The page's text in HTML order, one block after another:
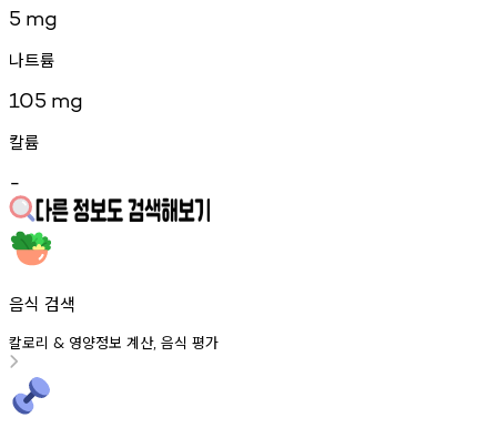
5 mg
나트륨
105 mg
칼륨
-
음식 검색
칼로리 & 영양정보 계산, 음식 평가